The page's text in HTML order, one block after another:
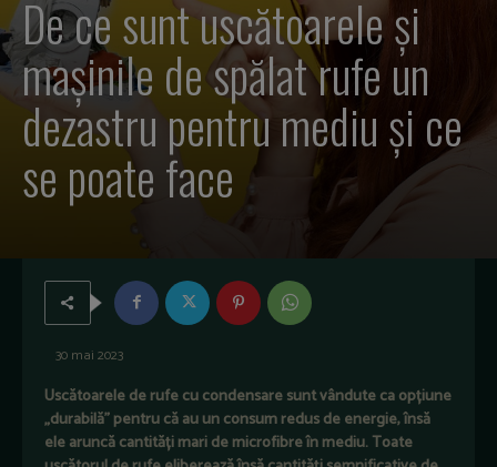
De ce sunt uscătoarele și
mașinile de spălat rufe un
dezastru pentru mediu și ce
se poate face
30 mai 2023
Uscătoarele de rufe cu condensare sunt vândute ca opțiune
„durabilă” pentru că au un consum redus de energie, însă
ele aruncă cantități mari de microfibre în mediu. Toate